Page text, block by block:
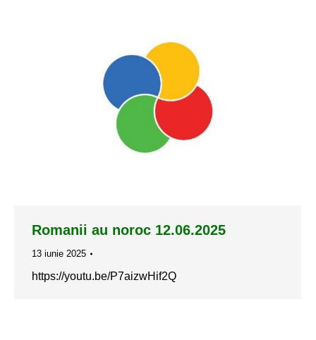
Romanii au noroc 12.06.2025
13 iunie 2025
https://youtu.be/P7aizwHif2Q